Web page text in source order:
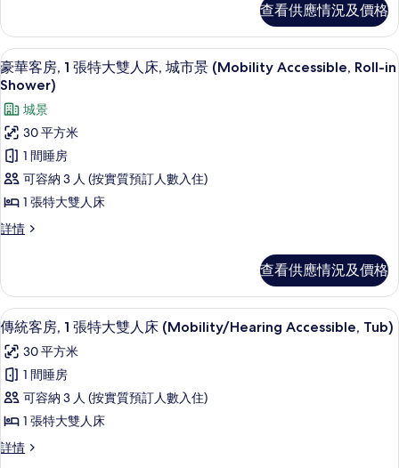
特
大
雙
人
床,
城
市
景
(Mobility
Accessible,
Shower)
的
相
片
1
張
特
大
人
床,
城
市
景
Accessible,
Roll-
In
情
查看供應情況及價格
載
入
所
有
豪
華
客
房,
1
特
大
雙
人
床,
城
市
景
羽絨被、特厚豪華床墊、房內夾萬、書
6
豪華客房, 1 張特大雙人床, 城市景 (Mobility Accessible, Roll-in
Shower)
城景
30 平方米
1 間睡房
可容納 3 人 (按實質預訂人數入住)
1 張特大雙人床
詳情
豪
1
張
特
大
雙
人
城
市
(Mobility
查看供應情況及價格
載
入
所
有
傳
統
客
羽絨被、特厚豪華床墊、房內夾萬、書
3
傳統客房, 1 張特大雙人床 (Mobility/Hearing Accessible, Tub)
30 平方米
1 間睡房
可容納 3 人 (按實質預訂人數入住)
1 張特大雙人床
詳情
傳